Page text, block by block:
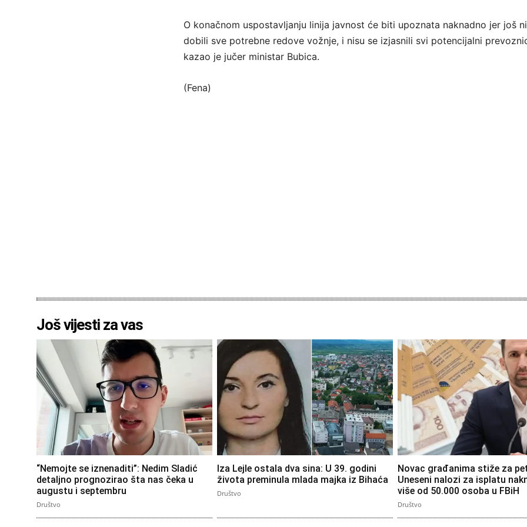
O konačnom uspostavljanju linija javnost će biti upoznata naknadno jer još
dobili sve potrebne redove vožnje, i nisu se izjasnili svi potencijalni
kazao je jučer ministar Bubica.
(Fena)
Još vijesti za vas
“Nemojte se iznenaditi”: Nedim Sladić
detaljno prognozirao šta nas čeka u
augustu i septembru
Društvo
Iza Lejle ostala dva sina: U 39. godini
života preminula mlada majka iz Bihaća
Društvo
Novac građanima stiže za
Uneseni nalozi za isplatu
više od 50.000 osoba u FBiH
Društvo